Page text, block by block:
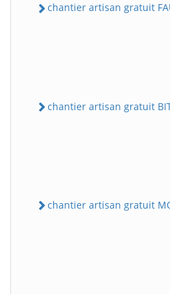
chantier artisan gratuit
chantier artisan gratuit
chantier artisan gratuit